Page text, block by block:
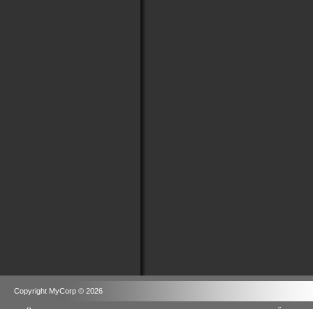
Copyright MyCorp © 2026